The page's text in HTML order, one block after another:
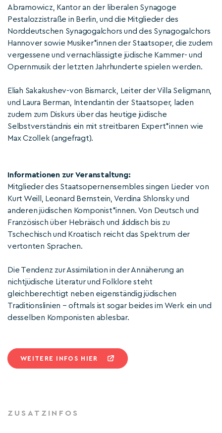
Abramowicz, Kantor an der liberalen Synagoge
Pestalozzistraße in Berlin, und die Mitglieder des
Norddeutschen Synagogalchors und des Synagogalchors
Hannover sowie Musiker*innen der Staatsoper, die zudem
vergessene und vernachlässigte jüdische Kammer- und
Opernmusik der letzten Jahrhunderte spielen werden.
Eliah Sakakushev-von Bismarck, Leiter der Villa Seligmann,
und Laura Berman, Intendantin der Staatsoper, laden
zudem zum Diskurs über das heutige jüdische
Selbstverständnis ein mit streitbaren Expert*innen wie
Max Czollek (angefragt).
Informationen zur Veranstaltung:
Mitglieder des Staatsopernensembles singen Lieder von
Kurt Weill, Leonard Bernstein, Verdina Shlonsky und
anderen jüdischen Komponist*innen. Von Deutsch und
Französisch über Hebräisch und Jiddisch bis zu
Tschechisch und Kroatisch reicht das Spektrum der
vertonten Sprachen.
Die Tendenz zur Assimilation in der Annäherung an
nichtjüdische Literatur und Folklore steht
gleichberechtigt neben eigenständig jüdischen
Traditionslinien – oftmals ist sogar beides im Werk ein und
desselben Komponisten ablesbar.
WEITERE INFOS HIER
ZUSATZINFOS